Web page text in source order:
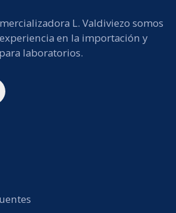
L. Valdiviezo somos
en la importación y
laboratorios.